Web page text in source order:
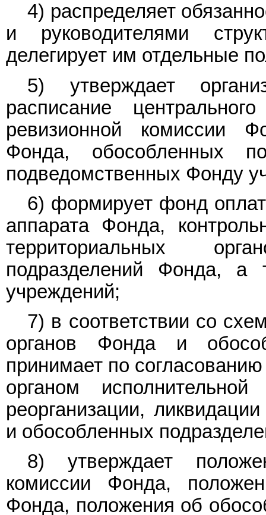
4) распределяет
и руководителями
делегирует им отдельные
5) утверждает
расписание
ревизионной комиссии
Фонда, обособленных
подведомственных Фонду
6) формирует фонд
аппарата Фонда,
территориальных
подразделений Фонда, а
учреждений;
7) в соответствии со
органов Фонда и
принимает по
органом
реорганизации,
и обособленных
8) утверждает
комиссии Фонда,
Фонда, положения об